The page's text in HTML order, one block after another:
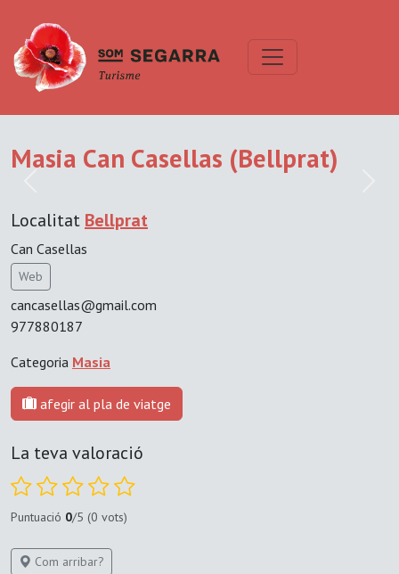
Masia Can Casellas (Bellprat)
Localitat Bellprat
Can Casellas
Web
cancasellas@gmail.com
977880187
Categoria Masia
afegir al pla de viatge
La teva valoració
Puntuació 0/5 (0 vots)
Com arribar?